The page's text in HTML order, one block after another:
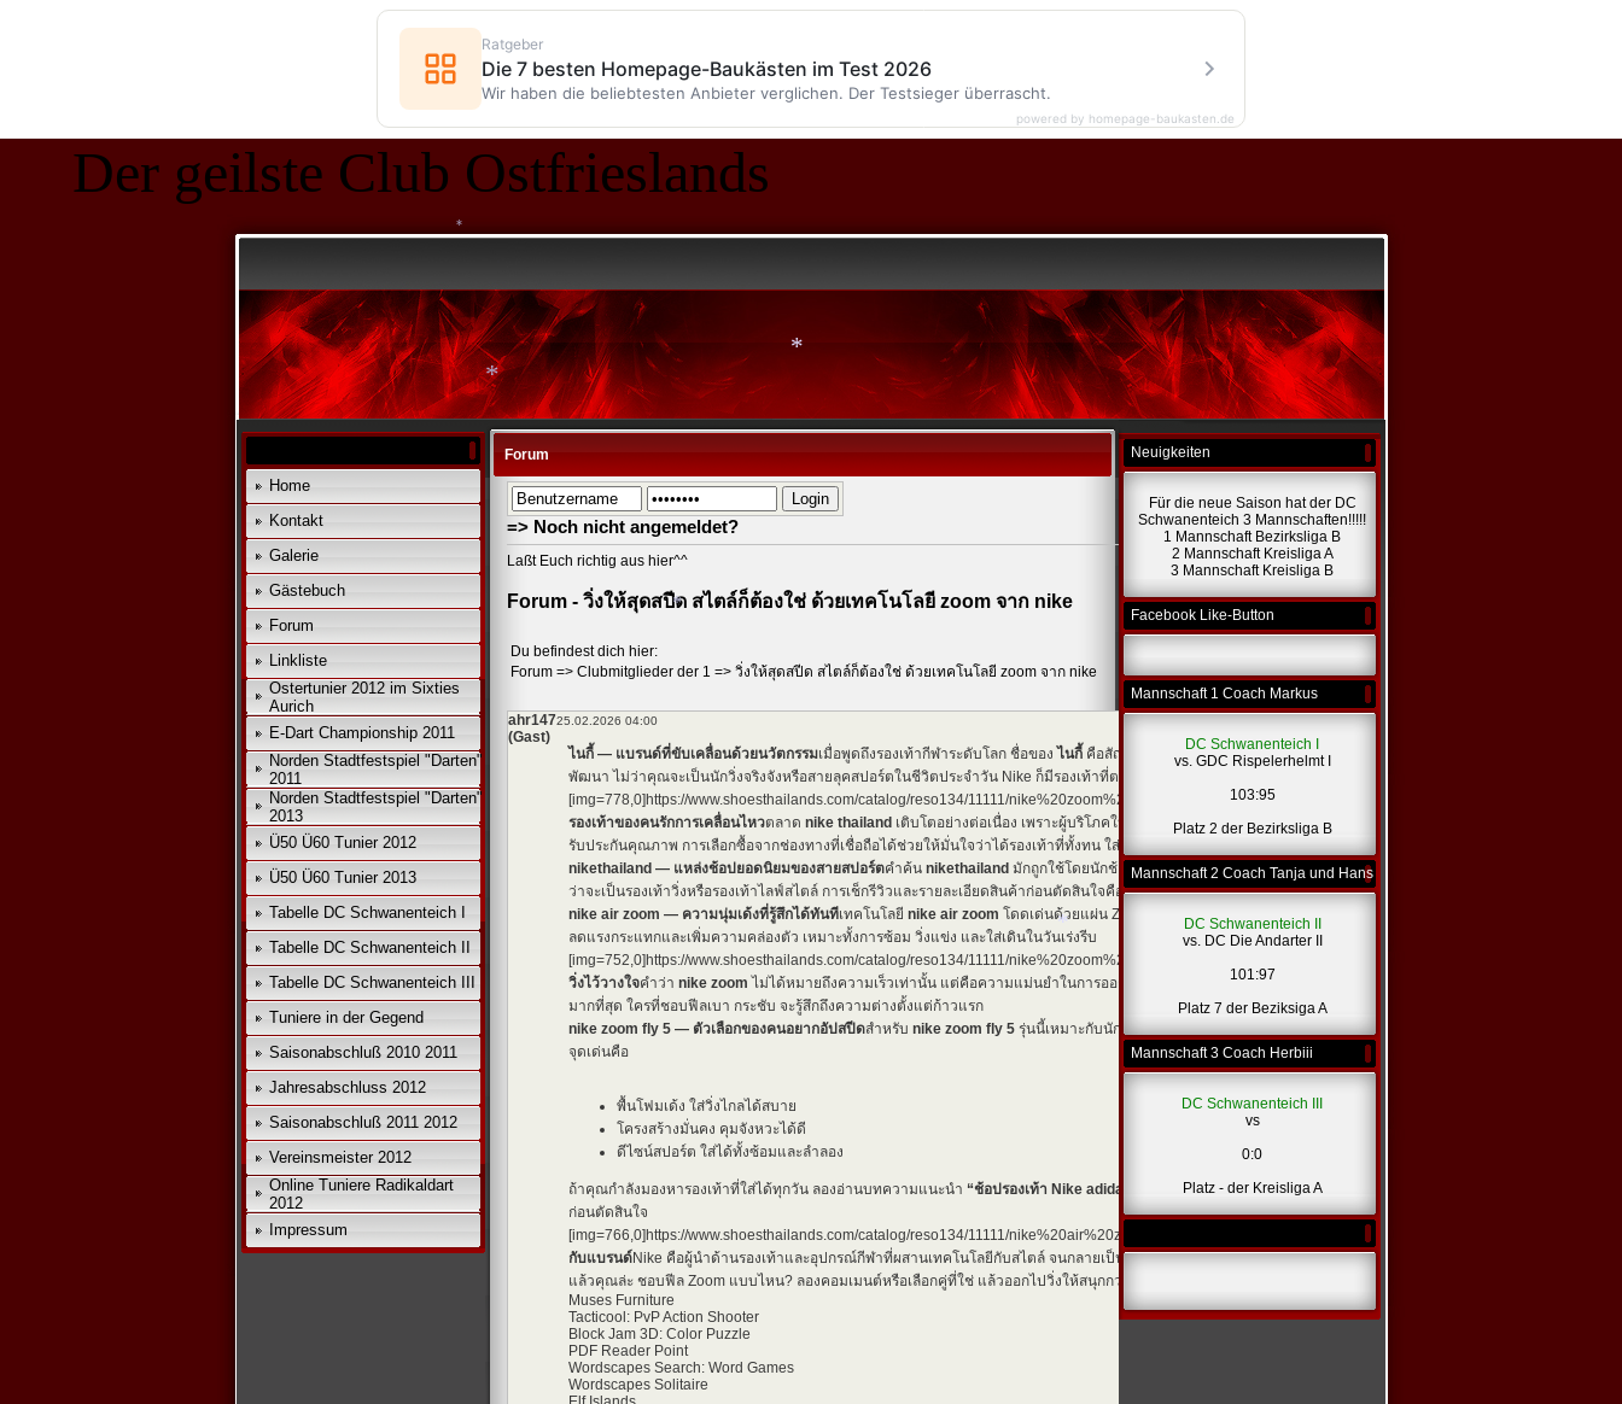
Der geilste Club Ostfrieslands
Home
Kontakt
Galerie
Gästebuch
Forum
Linkliste
Ostertunier 2012 im Sixties
Aurich
E-Dart Championship 2011
Norden Stadtfestspiel "Darten"
2011
Norden Stadtfestspiel "Darten"
2013
Ü50 Ü60 Tunier 2012
Ü50 Ü60 Tunier 2013
Tabelle DC Schwanenteich I
Tabelle DC Schwanenteich II
Tabelle DC Schwanenteich III
Tuniere in der Gegend
Saisonabschluß 2010 2011
Jahresabschluss 2012
Saisonabschluß 2011 2012
Vereinsmeister 2012
Online Tuniere Radikaldart
2012
Impressum
Forum
=> Noch nicht angemeldet?
Laßt Euch richtig aus hier^^
Forum - วิ่งให้สุดสปีด สไตล์ก็ต้องใช่ ด้วยเทคโนโลยี zoom จาก nike
Du befindest dich hier:
Forum => Clubmitglieder der 1 => วิ่งให้สุดสปีด สไตล์ก็ต้องใช่ ด้วยเทคโนโลยี zoom จาก nike
ahr147
(Gast)
25.02.2026 04:00
ไนกี้ — แบรนด์ที่ขับเคลื่อนด้วยนวัตกรรมเมื่อพูดถึงรองเท้ากีฬาระดับโลก ชื่อของ ไนกี้ คือสัญลักษณ์ของความเร็ว พลัง และดีไซน์ที่ไม่เคยหยุด
พัฒนา ไม่ว่าคุณจะเป็นนักวิ่งจริงจังหรือสายลุคสปอร์ตในชีวิตประจำวัน Nike ก็มีรองเท้าที่ตอบโจทย์ทุกจังหวะก้าว
[img=778,0]https://www.shoesthailands.com/catalog/reso134/11111/nike%20zoom%20fly%20(3).jpg[/img]nike thailand — ศูนย์รวม
รองเท้าของคนรักการเคลื่อนไหวตลาด nike thailand เติบโตอย่างต่อเนื่อง เพราะผู้บริโภคให้ความสำคัญกับของแท้ เทคโนโลยีใหม่ และการ
รับประกันคุณภาพ การเลือกซื้อจากช่องทางที่เชื่อถือได้ช่วยให้มั่นใจว่าได้รองเท้าที่ทั้งทน ใส่สบาย และปลอดภัยต่อการใช้งานระยะยาว
nikethailand — แหล่งช้อปยอดนิยมของสายสปอร์ตคำค้น nikethailand มักถูกใช้โดยนักช้อปที่มองหารองเท้า Nike รุ่นฮิตแบบอัปเดตไว ไม่
ว่าจะเป็นรองเท้าวิ่งหรือรองเท้าไลฟ์สไตล์ การเช็กรีวิวและรายละเอียดสินค้าก่อนตัดสินใจคือเคล็ดลับที่ช่วยให้ได้คู่ที่ “ใช่” จริง
nike air zoom — ความนุ่มเด้งที่รู้สึกได้ทันทีเทคโนโลยี nike air zoom โดดเด่นด้วยแผ่น Zoom Air ที่ตอบสนองเร็ว ส่งแรงคืนกลับทุกก้าว ช่วย
ลดแรงกระแทกและเพิ่มความคล่องตัว เหมาะทั้งการซ้อม วิ่งแข่ง และใส่เดินในวันเร่งรีบ
[img=752,0]https://www.shoesthailands.com/catalog/reso134/11111/nike%20zoom%20flyknit.jpg[/img]
วิ่งไว้วางใจคำว่า nike zoom ไม่ได้หมายถึงความเร็วเท่านั้น แต่คือความแม่นยำในการออกแบบพื้นรองเท้า เพื่อให้การถ่ายแรงมีประสิทธิภาพ
มากที่สุด ใครที่ชอบฟีลเบา กระชับ จะรู้สึกถึงความต่างตั้งแต่ก้าวแรก
nike zoom fly 5 — ตัวเลือกของคนอยากอัปสปีดสำหรับ nike zoom fly 5 รุ่นนี้เหมาะกับนักวิ่งที่ต้องการรองเท้าซ้อมที่ใกล้เคียงรองเท้าแข่งขัน
จุดเด่นคือ
พื้นโฟมเด้ง ใส่วิ่งไกลได้สบาย
โครงสร้างมั่นคง คุมจังหวะได้ดี
ดีไซน์สปอร์ต ใส่ได้ทั้งซ้อมและลำลอง
ถ้าคุณกำลังมองหารองเท้าที่ใส่ได้ทุกวัน ลองอ่านบทความแนะนำ “ช้อปรองเท้า Nike adidas รุ่นฮิต ใส่ใช่ทุกวัน” เพื่อเปรียบเทียบรุ่นยอดนิยม
ก่อนตัดสินใจ
[img=766,0]https://www.shoesthailands.com/catalog/reso134/11111/nike%20air%20zoom%20alphafly%20next%20(3).jpg[/img]
กับแบรนด์Nike คือผู้นำด้านรองเท้าและอุปกรณ์กีฬาที่ผสานเทคโนโลยีกับสไตล์ จนกลายเป็นไอคอนระดับโลก
แล้วคุณล่ะ ชอบฟีล Zoom แบบไหน? ลองคอมเมนต์หรือเลือกคู่ที่ใช่ แล้วออกไปวิ่งให้สนุกกว่าเดิม!
Muses Furniture
Tacticool: PvP Action Shooter
Block Jam 3D: Color Puzzle
PDF Reader Point
Wordscapes Search: Word Games
Wordscapes Solitaire
Neuigkeiten
Für die neue Saison hat der DC
Schwanenteich 3 Mannschaften!!!!!
1 Mannschaft Bezirksliga B
2 Mannschaft Kreisliga A
3 Mannschaft Kreisliga B
Facebook Like-Button
Mannschaft 1 Coach Markus
DC Schwanenteich I
vs. GDC Rispelerhelmt I
103:95
Platz 2 der Bezirksliga B
Mannschaft 2 Coach Tanja und Hans
DC Schwanenteich II
vs. DC Die Andarter II
101:97
Platz 7 der Beziksiga A
Mannschaft 3 Coach Herbiii
DC Schwanenteich III
vs
0:0
Platz - der Kreisliga A
Ratgeber
Die 7 besten Homepage-Baukästen im Test 2026
Wir haben die beliebtesten Anbieter verglichen. Der Testsieger überrascht.
powered by homepage-baukasten.de
*
*
*
*
*